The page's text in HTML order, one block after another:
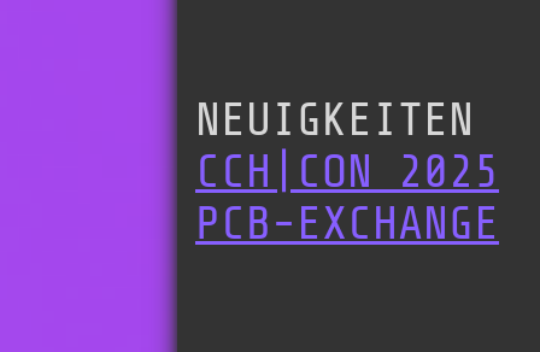
NEUIGKEITEN
CCH|CON 2025
PCB-EXCHANGE